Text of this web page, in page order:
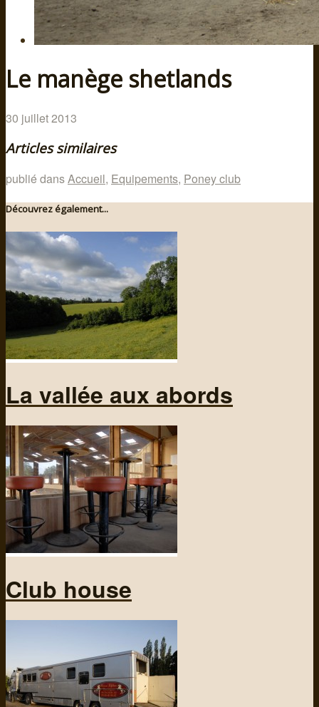
Le manège shetlands
30 juillet 2013
Articles similaires
publié dansAccueil, Equipements, Poney club
Découvrez également...
La vallée aux abords
Club house